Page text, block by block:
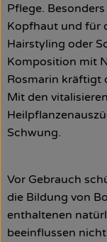
Blog
Rezepte
Pflege.
Kopfhaut und für
Hairstyling oder
Komposition mit
Rosmarin kräftigt
Mit den
Schwung.
Vor Gebrauch
die Bildung von
enthaltenen
beeinflussen